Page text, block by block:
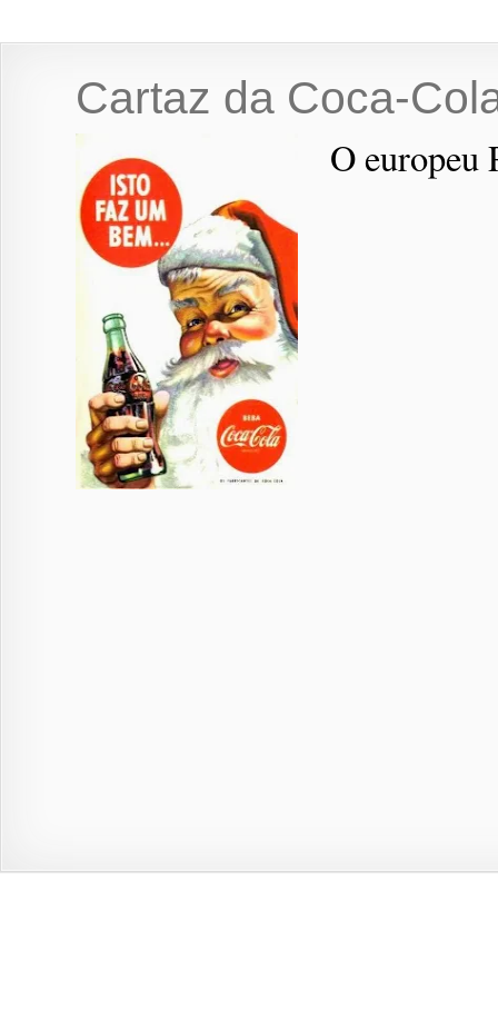
Cartaz da Coca-
O europeu